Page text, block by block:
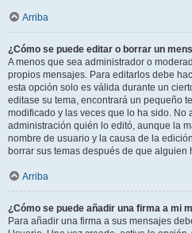
Arriba
¿Cómo se puede editar o borrar un
A menos que sea administrador o
propios mensajes. Para editarlos debe
esta opción solo es válida durante un
editase su tema, encontrará un pequeño
modificado y las veces que lo ha sido. No
administración quién lo editó, aunque la
nombre de usuario y la causa de la
borrar sus temas después de que alguien
Arriba
¿Cómo se puede añadir una firma a mi
Para añadir una firma a sus mensajes